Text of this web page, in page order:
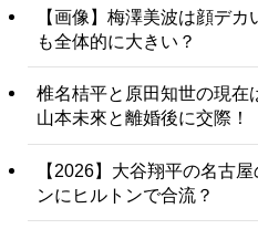
【画像】梅澤美波は顔デ
も全体的に大きい？
椎名桔平と原田知世の現在
山本未來と離婚後に交際！
【2026】大谷翔平の名古
ンにヒルトンで合流？